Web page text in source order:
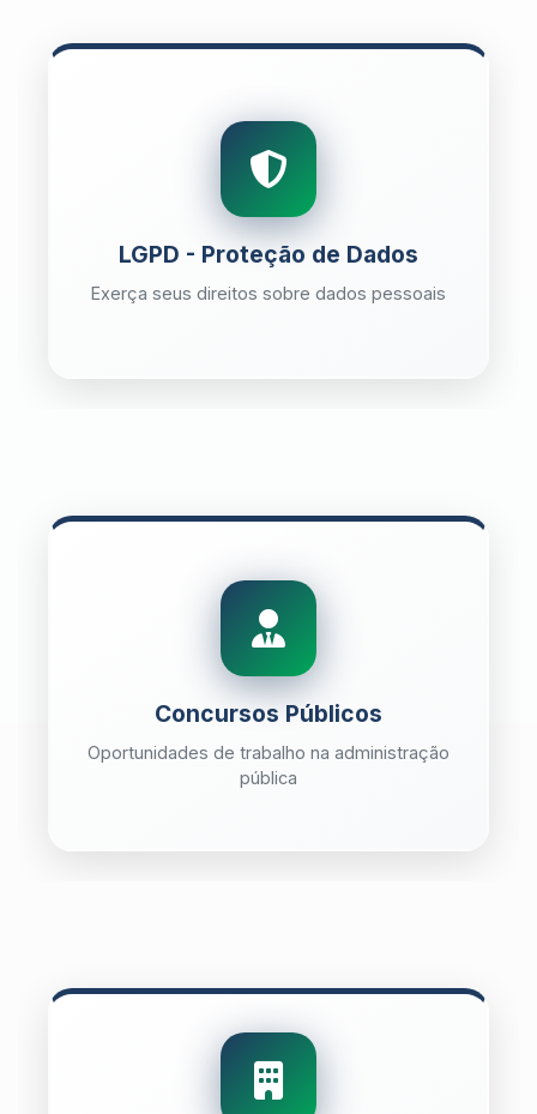
LGPD - Proteção de Dados
Exerça seus direitos sobre dados pessoais
Concursos Públicos
Oportunidades de trabalho na administração
pública